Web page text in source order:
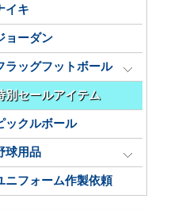
イキ
ョーダン
ラッグフットボール
別セールアイテム
ックルボール
球用品
ニフォーム作製依頼